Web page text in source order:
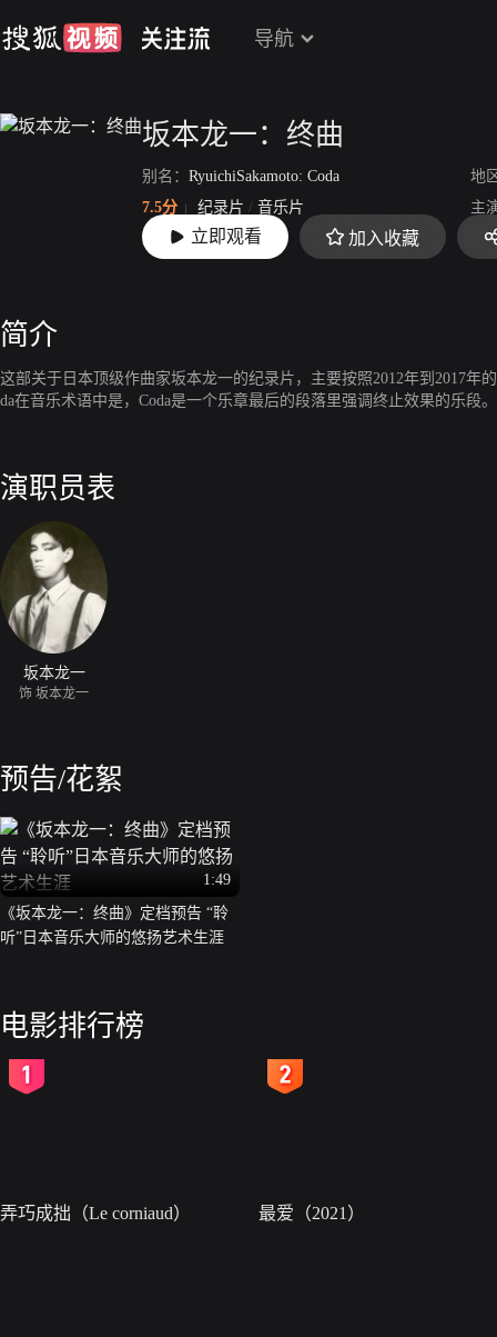
导航
坂本龙一：终曲
别名： RyuichiSakamoto: Coda
地
7.5分
纪录片 / 音乐片
主
上映： 2019-12-16
立即观看 加入收藏
简介
这部关于日本顶级作曲家坂本龙一的纪录片，主要按照2012年到2017
da在音乐术语中是，Coda是一个乐章最后的段落里强调终止效果的乐
演职员表
坂本龙一
饰 坂本龙一
预告/花絮
1:49
《坂本龙一：终曲》定档预告 “聆
听”日本音乐大师的悠扬艺术生涯
电影排行榜
弄巧成拙（Le corniaud） 最爱（2021）